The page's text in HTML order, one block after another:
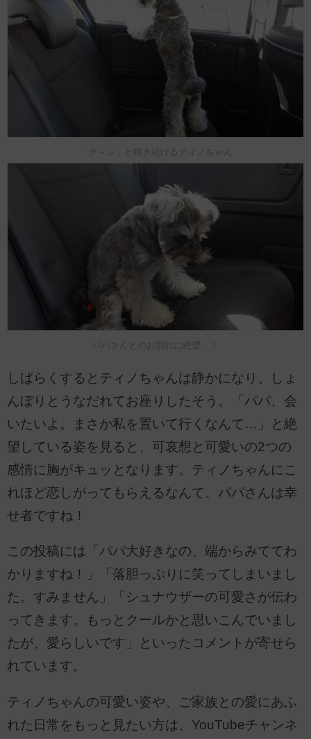
「ク～ン」と鳴き続けるティノちゃん
パパさんとのお別れに絶望…！
しばらくするとティノちゃんは静かになり、しょ
んぼりとうなだれてお座りしたそう。「パパ、会
いたいよ。まさか私を置いて行くなんて…」と絶
望している姿を見ると、可哀想と可愛いの2つの
感情に胸がキュッとなります。ティノちゃんにこ
れほど恋しがってもらえるなんて、パパさんは幸
せ者ですね！
この投稿には「パパ大好きなの、端からみててわ
かりますね！」「落胆っぷりに笑ってしまいまし
た。すみません」「シュナウザーの可愛さが伝わ
ってきます。もっとクールかと思いこんでいまし
たが、愛らしいです」といったコメントが寄せら
れています。
ティノちゃんの可愛い姿や、ご家族との愛にあふ
れた日常をもっと見たい方は、YouTubeチャンネ